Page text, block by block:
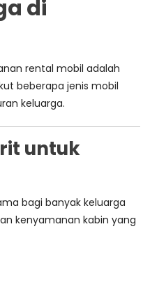
di
rental mobil adalah
beberapa jenis mobil
keluarga.
untuk
bagi banyak keluarga
kenyamanan kabin yang